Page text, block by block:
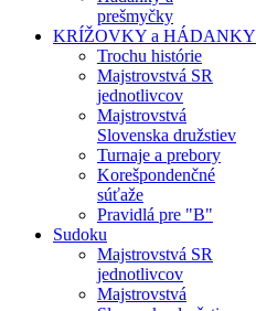
prešmyčky
KRÍŽOVKY a HÁDANKY
Trochu histórie
Majstrovstvá SR
jednotlivcov
Majstrovstvá
Slovenska družstiev
Turnaje a prebory
Korešpondenčné
súťaže
Pravidlá pre "B"
Sudoku
Majstrovstvá SR
jednotlivcov
Majstrovstvá